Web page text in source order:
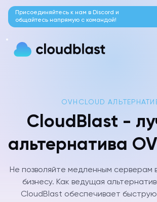
Присоединяйтесь к нам в Discord и
общайтесь напрямую с командой!
OVHCLOUD
CloudBlast -
альтернатива
Не позволяйте медленным серверам
бизнесу. Как ведущая
CloudBlast обеспечивает